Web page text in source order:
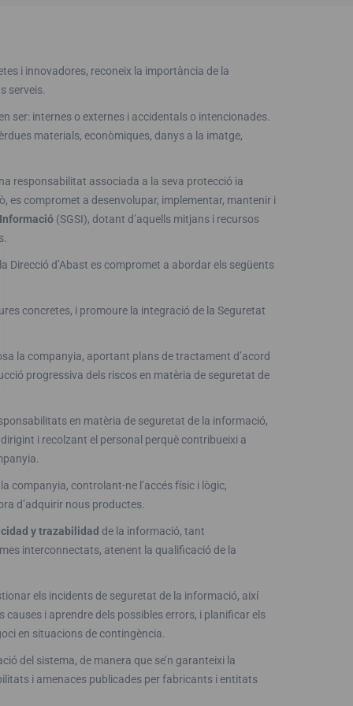
i innovadores, reconeix la importància de la
serveis.
ser: internes o externes i accidentals o intencionades.
materials, econòmiques, danys a la imatge,
responsabilitat associada a la seva protecció ia
es compromet a desenvolupar, implementar, mantenir i
(SGSI), dotant d’aquells mitjans i recursos
Direcció d’Abast es compromet a abordar els següents
concretes, i promoure la integració de la Seguretat
la companyia, aportant plans de tractament d’acord
progressiva dels riscos en matèria de seguretat de
en matèria de seguretat de la informació,
i recolzant el personal perquè contribueixi a
companyia, controlant-ne l’accés físic i lògic,
d’adquirir nous productes.
y trazabilidad de la informació, tant
interconnectats, atenent la qualificació de la
els incidents de seguretat de la informació, així
i aprendre dels possibles errors, i planificar els
en situacions de contingència.
del sistema, de manera que se’n garanteixi la
i amenaces publicades per fabricants i entitats